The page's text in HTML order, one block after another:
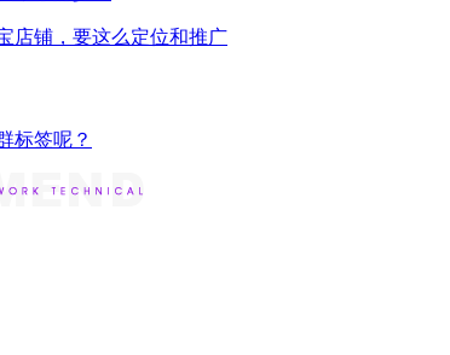
店铺，要这么定位和推广
标签呢？